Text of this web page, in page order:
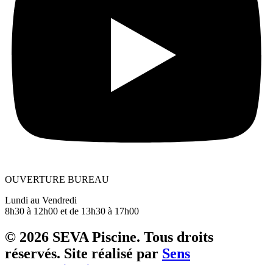
OUVERTURE BUREAU
Lundi au Vendredi
8h30 à 12h00 et de 13h30 à 17h00
© 2026 SEVA Piscine. Tous droits
réservés. Site réalisé par Sens